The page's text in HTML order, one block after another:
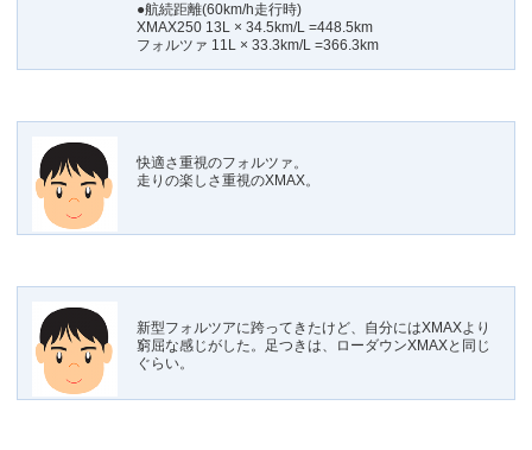
●航続距離(60km/h走行時)
XMAX250 13L × 34.5km/L =448.5km
フォルツァ 11L × 33.3km/L =366.3km
快適さ重視のフォルツァ。
走りの楽しさ重視のXMAX。
新型フォルツアに跨ってきたけど、自分にはXMAXより
窮屈な感じがした。足つきは、ローダウンXMAXと同じ
ぐらい。